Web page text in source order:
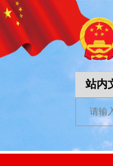
站内